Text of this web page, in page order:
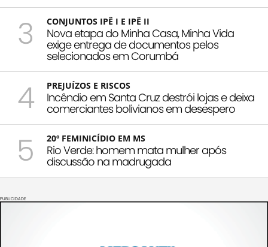
3 CONJUNTOS IPÊ I E IPÊ II
Nova etapa do Minha Casa, Minha Vida
exige entrega de documentos pelos
selecionados em Corumbá
4 PREJUÍZOS E RISCOS
Incêndio em Santa Cruz destrói lojas e deixa
comerciantes bolivianos em desespero
5 20º FEMINICÍDIO EM MS
Rio Verde: homem mata mulher após
discussão na madrugada
PUBLICIDADE